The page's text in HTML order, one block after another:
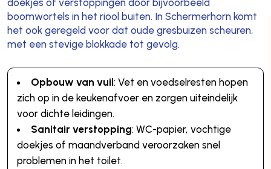
boomwortels in het riool buiten. In Schermerhorn komt
het ook geregeld voor dat oude gresbuizen scheuren,
met een stevige blokkade tot gevolg.
Opbouw van vuil: Vet en voedselresten hopen
zich op in de keukenafvoer en zorgen uiteindelijk
voor dichte leidingen.
Sanitair verstopping: WC-papier, vochtige
doekjes of maandverband veroorzaken snel
problemen in het toilet.